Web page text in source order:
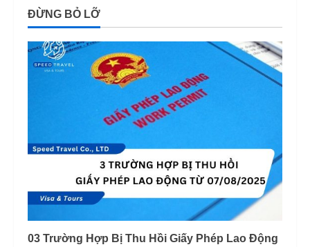
ĐỪNG BỎ LỠ
03 Trường Hợp Bị Thu Hồi Giấy Phép Lao Động